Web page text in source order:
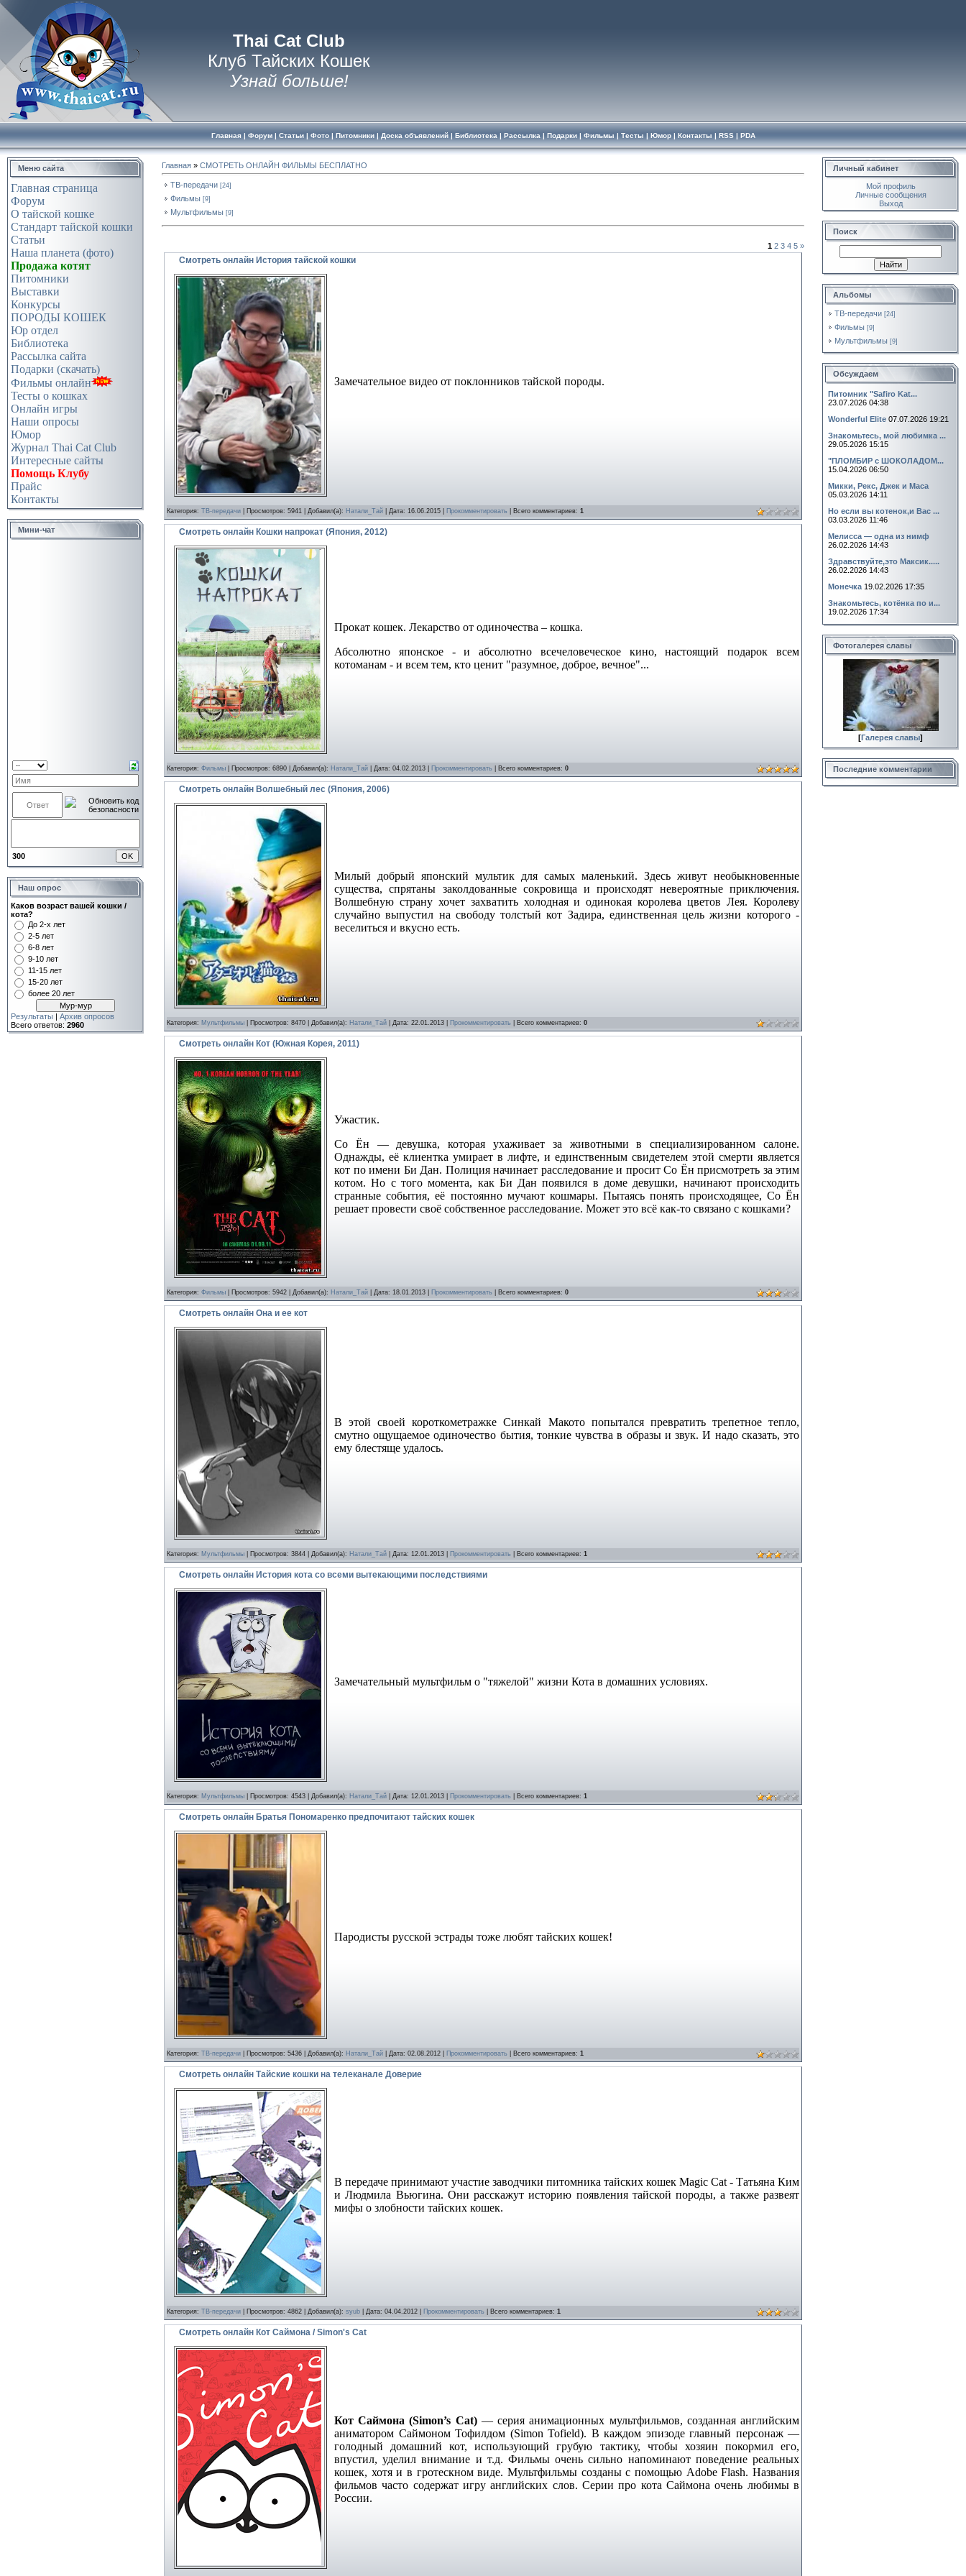
Thai Cat Club
Клуб Тайских Кошек
Узнай больше!
Главная| Форум| Статьи| Фото| Питомники| Доска объявлений| Библиотека | Рассылка | Подарки| Фильмы | Тесты | Юмор| Контакты | RSS| PDA
Меню сайта
Главная страница
Форум
О тайской кошке
Стандарт тайской кошки
Статьи
Наша планета (фото)
Продажа котят
Питомники
Выставки
Конкурсы
ПОРОДЫ КОШЕК
Юр отдел
Библиотека
Рассылка сайта
Подарки (скачать)
Фильмы онлайн
Тесты о кошках
Онлайн игры
Наши опросы
Юмор
Журнал Thai Cat Club
Интересные сайты
Помощь Клубу
Прайс
Контакты
Мини-чат
300
Наш опрос
Каков возраст вашей кошки /
кота?
До 2-х лет
2-5 лет
6-8 лет
9-10 лет
11-15 лет
15-20 лет
более 20 лет
Результаты | Архив опросов
Всего ответов: 2960
Главная » СМОТРЕТЬ ОНЛАЙН ФИЛЬМЫ БЕСПЛАТНО
ТВ-передачи [24]
Фильмы [9]
Мультфильмы [9]
1 2 3 4 5 »
Смотреть онлайн История тайской кошки
Замечательное видео от поклонников тайской породы.
Категория: ТВ-передачи | Просмотров: 5941 | Добавил(а): Натали_Тай | Дата: 16.06.2015 Прокомментировать | Всего комментариев: 1
Смотреть онлайн Кошки напрокат (Япония, 2012)
Прокат кошек. Лекарство от одиночества – кошка.
Абсолютно японское - и абсолютно всечеловеческое кино, настоящий подарок всем
котоманам - и всем тем, кто ценит "разумное, доброе, вечное"...
Категория: Фильмы | Просмотров: 6890 | Добавил(а): Натали_Тай | Дата: 04.02.2013 Прокомментировать | Всего комментариев: 0
Смотреть онлайн Волшебный лес (Япония, 2006)
Милый добрый японский мультик для самых маленький. Здесь живут необыкновенные
существа, спрятаны заколдованные сокровища и происходят невероятные приключения.
Волшебную страну хочет захватить холодная и одинокая королева цветов Лея. Королеву
случайно выпустил на свободу толстый кот Задира, единственная цель жизни которого -
веселиться и вкусно есть.
Категория: Мультфильмы | Просмотров: 8470 | Добавил(а): Натали_Тай | Дата: 22.01.2013 Прокомментировать | Всего комментариев: 0
Смотреть онлайн Кот (Южная Корея, 2011)
Ужастик.
Со Ён — девушка, которая ухаживает за животными в специализированном салоне.
Однажды, её клиентка умирает в лифте, и единственным свидетелем этой смерти является
кот по имени Би Дан. Полиция начинает расследование и просит Со Ён присмотреть за этим
котом. Но с того момента, как Би Дан появился в доме девушки, начинают происходить
странные события, её постоянно мучают кошмары. Пытаясь понять происходящее, Со Ён
решает провести своё собственное расследование. Может это всё как-то связано с кошками?
Категория: Фильмы | Просмотров: 5942 | Добавил(а): Натали_Тай | Дата: 18.01.2013 Прокомментировать | Всего комментариев: 0
Смотреть онлайн Она и ее кот
В этой своей короткометражке Синкай Макото попытался превратить трепетное тепло,
смутно ощущаемое одиночество бытия, тонкие чувства в образы и звук. И надо сказать, это
ему блестяще удалось.
Категория: Мультфильмы | Просмотров: 3844 | Добавил(а): Натали_Тай | Дата: 12.01.2013 Прокомментировать | Всего комментариев: 1
Смотреть онлайн История кота со всеми вытекающими последствиями
Замечательный мультфильм о "тяжелой" жизни Кота в домашних условиях.
Категория: Мультфильмы | Просмотров: 4543 | Добавил(а): Натали_Тай | Дата: 12.01.2013 Прокомментировать | Всего комментариев: 1
Смотреть онлайн Братья Пономаренко предпочитают тайских кошек
Пародисты русской эстрады тоже любят тайских кошек!
Категория: ТВ-передачи | Просмотров: 5436 | Добавил(а): Натали_Тай | Дата: 02.08.2012 Прокомментировать | Всего комментариев: 1
Смотреть онлайн Тайские кошки на телеканале Доверие
В передаче принимают участие заводчики питомника тайских кошек Magic Cat - Татьяна Ким
и Людмила Вьюгина. Они расскажут историю появления тайской породы, а также развеят
мифы о злобности тайских кошек.
Категория: ТВ-передачи | Просмотров: 4862 | Добавил(а): syub | Дата: 04.04.2012 Прокомментировать | Всего комментариев: 1
Смотреть онлайн Кот Саймона / Simon's Cat
Кот Саймона (Simon’s Cat)— серия анимационных мультфильмов, созданная английским
аниматором Саймоном Тофилдом (Simon Tofield). В каждом эпизоде главный персонаж —
голодный домашний кот, использующий грубую тактику, чтобы хозяин покормил его,
впустил, уделил внимание и т.д. Фильмы очень сильно напоминают поведение реальных
кошек, хотя и в гротескном виде. Мультфильмы созданы с помощью Adobe Flash. Названия
фильмов часто содержат игру английских слов. Серии про кота Саймона очень любимы в
России.
Личный кабинет
Мой профиль
Личные сообщения
Выход
Поиск
Альбомы
ТВ-передачи [24]
Фильмы [9]
Мультфильмы [9]
Обсуждаем
Питомник "Safiro Kat...
23.07.2026 04:38
Wonderful Elite 07.07.2026 19:21
Знакомьтесь, мой любимка ...
29.05.2026 15:15
"ПЛОМБИР с ШОКОЛАДОМ...
15.04.2026 06:50
Микки, Рекс, Джек и Маса
05.03.2026 14:11
Но если вы котенок,и Вас ...
03.03.2026 11:46
Мелисса — одна из нимф
26.02.2026 14:43
Здравствуйте,это Максик.....
26.02.2026 14:43
Монечка 19.02.2026 17:35
Знакомьтесь, котёнка по и...
19.02.2026 17:34
Фотогалерея славы
[Галерея славы]
Последние комментарии